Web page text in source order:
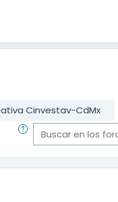
Cinvestav-CdMx
Buscar en los foros